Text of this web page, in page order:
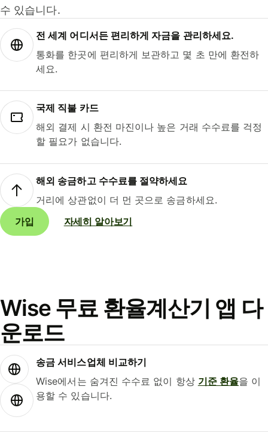
수 있습니다.
전 세계 어디서든 편리하게 자금을 관리하세요.
통화를 한곳에 편리하게 보관하고 몇 초 만에 환전하
세요.
국제 직불 카드
해외 결제 시 환전 마진이나 높은 거래 수수료를 걱정
할 필요가 없습니다.
해외 송금하고 수수료를 절약하세요
거리에 상관없이 더 먼 곳으로 송금하세요.
가입
자세히 알아보기
Wise 무료 환율계산기 앱 다
운로드
송금 서비스업체 비교하기
Wise에서는 숨겨진 수수료 없이 항상 기준 환율을 이
용할 수 있습니다.